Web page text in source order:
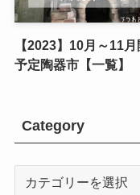
【2023】10月～11
予定陶器市【一覧】
Category
Category